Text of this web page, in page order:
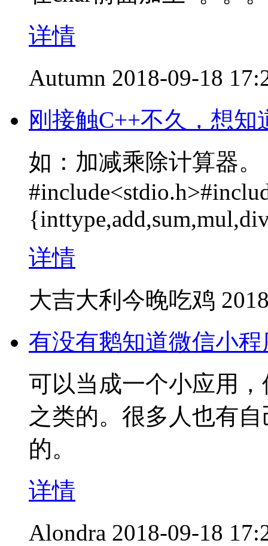
详情
Autumn 2018-09-18
刚接触C++不久，想
如：加减乘除计算器。
详情
大吉大利今晚吃鸡
有没有鹅知道微信小
可以当成一个小应用
之类的。很多人也有
的。
详情
Alondra 2018-09-18